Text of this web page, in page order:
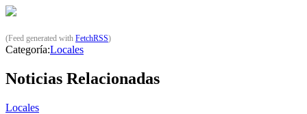
(Feed generated with FetchRSS)
Categoría:Locales
Noticias Relacionadas
Locales